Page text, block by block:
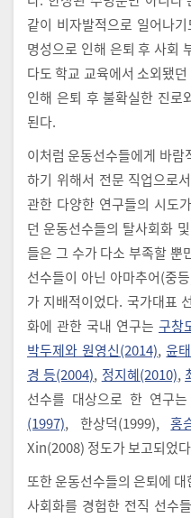
같이 비자발적으로 일어나
명성으로 인해 은퇴 후 사회
다도 학교 교육에서 소외됐
인해 은퇴 후 불확실한 진로
된다.
이처럼 운동선수들에게 바람
하기 위해서 전문 직업으로
관한 다양한 연구들의 시도
던 운동선수들의 탈사회화
들은 그 수가 다소 부족할 뿐
선수들이 아닌 아마추어(중
가 지배적이었다. 국가대표
화에 관한 국내 연구는 구창
박두제와 원영신(2014),윤
경 등(2004), 정지혜(2010),
선수를 대상으로 한 연구는
(1997), 한상덕(1999),홍
Xin(2008) 정도가 보고되었
또한 운동선수들의 은퇴에
사회화를 경험한 전직 선수